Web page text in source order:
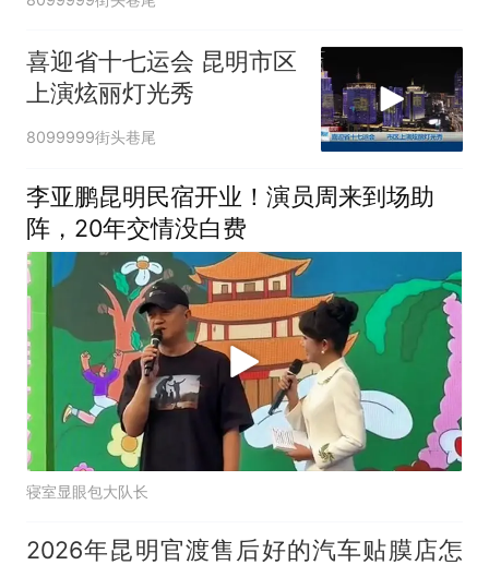
喜迎省十七运会 昆明市区
上演炫丽灯光秀
8099999街头巷尾
李亚鹏昆明民宿开业！演员周来到场助
阵，20年交情没白费
寝室显眼包大队长
2026年昆明官渡售后好的汽车贴膜店怎